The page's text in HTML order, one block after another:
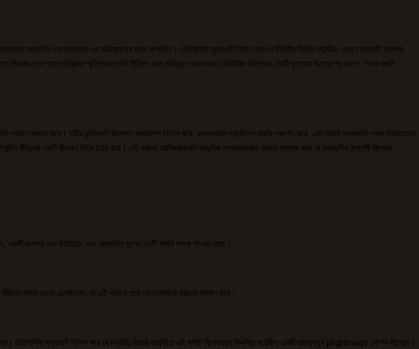
আলাইহি ওয়া সাল্লাম) এর অভিবাসনের সাথে সম্পর্কিত। ঐতিহাসিক সূত্রগুলি নির্দেশ করে যে দ্বিতীয় হিজরি শতাব্দীতে এখানে জলবাহী স্থাপনা
হিজরার পথে প্রত্নতাত্ত্বিক স্মৃতিস্তম্ভগুলি চিহ্নিত এবং নথিভুক্ত করার জন্য হেরিটেজ কমিশনের একটি বৃহত্তর উদ্যোগের অংশ। গবেষণাগুলি
প্রদান করে। মাটির চুল্লিগুলি উৎপাদন কার্যকলাপ নির্দেশ করে, জলপথগুলি প্রকৌশল অর্জন প্রদর্শন করে, এবং সমাধি ফলকগুলি পৃথক ব্যক্তিদের
জীবনের একটি জীবন্ত চিত্র তৈরি করে। এই ধরনের আবিষ্কারগুলি আধুনিক গবেষকদেরকে বুঝতে সাহায্য করে যে মধ্যযুগীয় ইসলামী বিশ্বের
একটি জলপথ এবং উমাইয়াদ এবং আব্বাসিদ যুগের ১৩টি সমাধি ফলক পাওয়া গেছে।
বিভিন্ন স্থান থেকে এসেছিলেন, যা এই পবিত্র পথে আন্তর্জাতিক গুরুত্ব প্রমাণ করে।
ঐতিহাসিক সূত্রগুলি নির্দেশ করে যে দ্বিতীয় হিজরি শতাব্দীতে এই বসতি বিশেষভাবে বিকশিত হয়েছিল একটি গুরুত্বপূর্ণ pilgrimage স্টেশন হিসেবে।